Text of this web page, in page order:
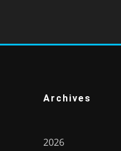
Archives
2026